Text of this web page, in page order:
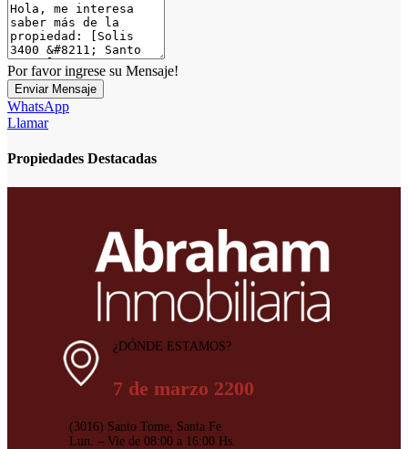
Por favor ingrese su Mensaje!
Enviar Mensaje
WhatsApp
Llamar
Propiedades Destacadas
¿DÓNDE ESTAMOS?
7 de marzo 2200
(3016) Santo Tome, Santa Fe
Lun. – Vie de 08:00 a 16:00 Hs.